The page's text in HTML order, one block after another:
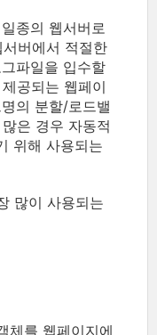
종의 웹서버로
버에서 적절한
파일을 입수할
공되는 웹페이
의 분할/로드밸
은 경우 자동적
위해 사용되는
많이 사용되는
를 웹페이지에